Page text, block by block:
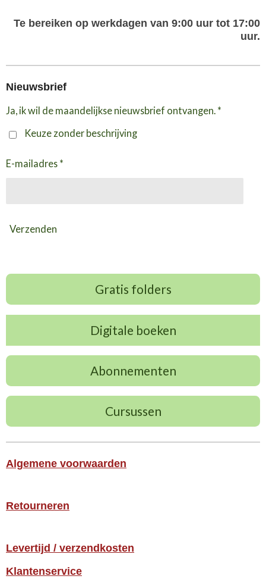
Te bereiken op werkdagen van 9:00 uur tot 17:00
uur.
Nieuwsbrief
Ja, ik wil de maandelijkse nieuwsbrief ontvangen. *
Keuze zonder beschrijving
E-mailadres *
Verzenden
Gratis folders
Digitale boeken
Abonnementen
Cursussen
Algemene voorwaarden
Retourneren
Levertijd / verzendkosten
Klantenservice